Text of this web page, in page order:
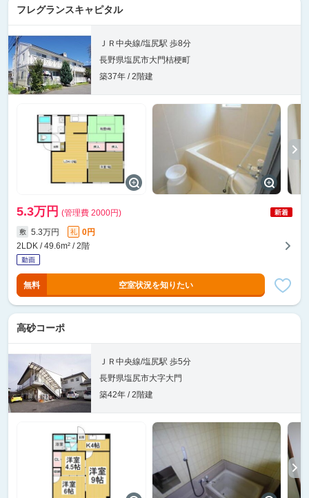
フレグランスキャピタル
ＪＲ中央線/塩尻駅 歩8分
長野県塩尻市大門桔梗町
築37年 / 2階建
5.3万円 (管理費 2000円)
敷 5.3万円 礼
0円
2LDK / 49.6m² / 2階
無料 空室状況を知りたい
高砂コーポ
ＪＲ中央線/塩尻駅 歩5分
長野県塩尻市大字大門
築42年 / 2階建